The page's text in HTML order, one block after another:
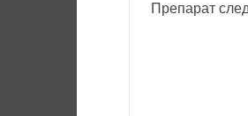
Препарат